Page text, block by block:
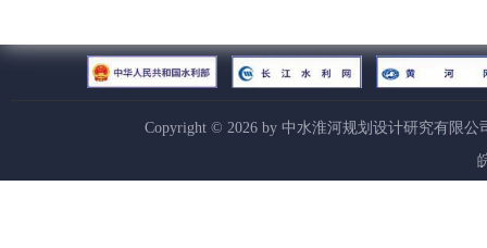
Copyright © 2026by 中水淮河规划设计研究有限公